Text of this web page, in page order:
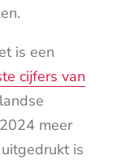
is een
cijfers van
meer
is